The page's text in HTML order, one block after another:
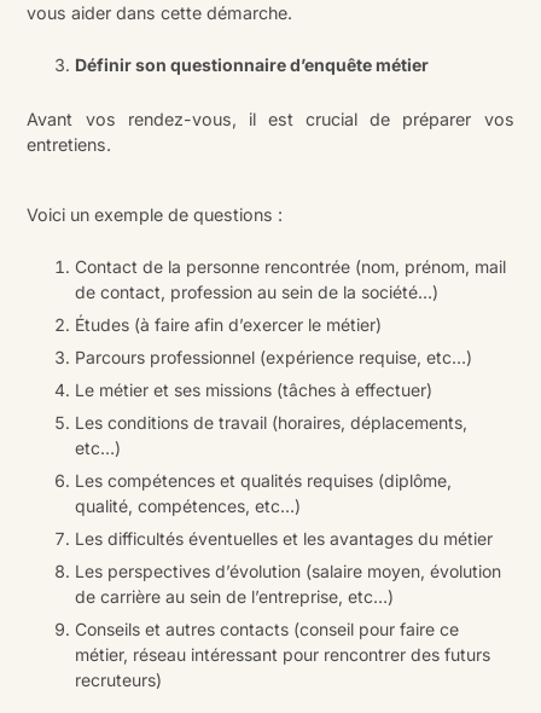
vous aider dans cette démarche.
Définir son questionnaire d’enquête métier
Avant vos rendez-vous, il est crucial de préparer vos
entretiens.
Voici un exemple de questions :
Contact de la personne rencontrée (nom, prénom, mail
de contact, profession au sein de la société…)
Études (à faire afin d’exercer le métier)
Parcours professionnel (expérience requise, etc…)
Le métier et ses missions (tâches à effectuer)
Les conditions de travail (horaires, déplacements,
etc…)
Les compétences et qualités requises (diplôme,
qualité, compétences, etc…)
Les difficultés éventuelles et les avantages du métier
Les perspectives d’évolution (salaire moyen, évolution
de carrière au sein de l’entreprise, etc…)
Conseils et autres contacts (conseil pour faire ce
métier, réseau intéressant pour rencontrer des futurs
recruteurs)